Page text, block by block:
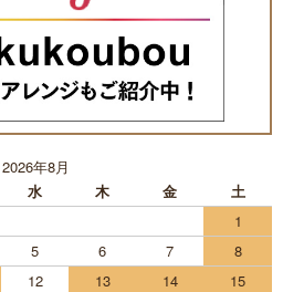
2026年8月
水 木 金
土
1
5 6 7
8
12 13 14
15